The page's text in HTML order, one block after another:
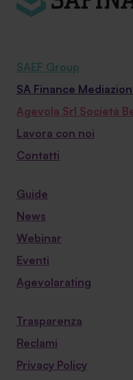
SAEF Group
SA Finance
Agevola Srl Società
Lavora con noi
Contatti
Guide
News
Webinar
Eventi
Agevolarating
Trasparenza
Reclami
Privacy Policy